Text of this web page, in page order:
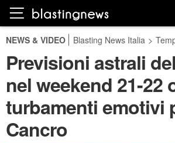
NEWS & VIDEO Blasting News Italia >
Previsioni astrali
nel weekend 21-22
turbamenti emotivi
Cancro